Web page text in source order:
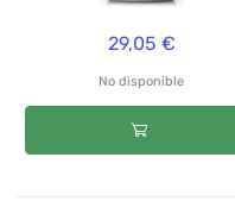
29,05 €
No disponible